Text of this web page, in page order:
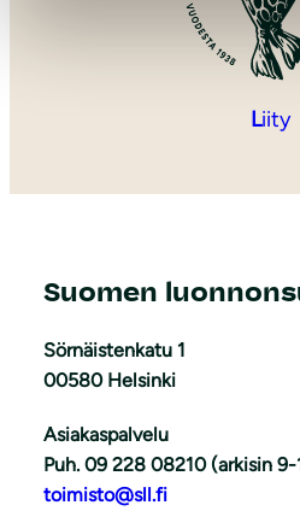
Liity
Suomen
Sörnäistenkatu 1
00580 Helsinki
Asiakaspalvelu
Puh. 09 228 08210 (arkisin 9-
toimisto@sll.fi